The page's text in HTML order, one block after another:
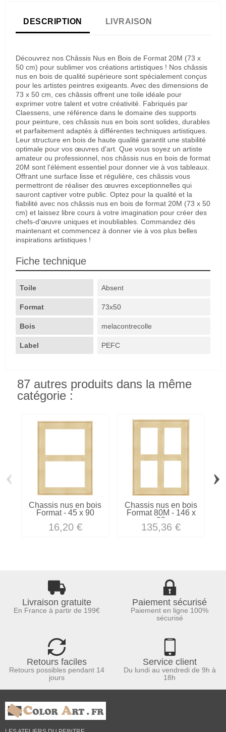
DESCRIPTION LIVRAISON
Découvrez nos Châssis Nus en Bois de Format 20M (73 x
50 cm) pour sublimer vos créations artistiques ! Nos châssis
nus en bois de qualité supérieure sont spécialement conçus
pour les artistes peintres exigeants. Avec des dimensions de
73 x 50 cm, ces châssis offrent une toile idéale pour
exprimer votre talent et votre créativité. Fabriqués par
Claessens, une référence dans le domaine des supports
pour peinture, ces châssis nus en bois sont solides, durables
et parfaitement adaptés à différentes techniques artistiques.
Leur structure en bois de haute qualité garantit une stabilité
optimale pour vos œuvres d'art. Que vous soyez un artiste
amateur ou professionnel, nos châssis nus en bois de format
20M sont l'élément essentiel pour donner vie à vos tableaux.
Offrant une surface lisse et régulière, ces châssis vous
permettront de réaliser des œuvres exceptionnelles qui
sauront captiver votre public. Optez pour la qualité et la
fiabilité avec nos châssis nus en bois de format 20M (73 x 50
cm) et laissez libre cours à votre imagination pour créer des
chefs-d'œuvre uniques et inoubliables. Commandez dès
maintenant et commencez à donner vie à vos plus belles
inspirations artistiques !
Fiche technique
Toile Absent
Format 73x50
Bois melacontrecolle
Label PEFC
87 autres produits dans la même
catégorie :
Chassis nus en bois
Format - 45 x 90
16,20 €
Chassis nus en bois
Format 80M - 146 x
89
135,36 €
‹ ›
Livraison gratuite
En France à partir de 199€
Paiement sécurisé
Paiement en ligne 100%
sécurisé
Retours faciles
Retours possibles pendant 14
jours
Service client
Du lundi au vendredi de 9h à
18h